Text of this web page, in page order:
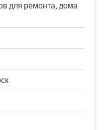
для ремонта, дома